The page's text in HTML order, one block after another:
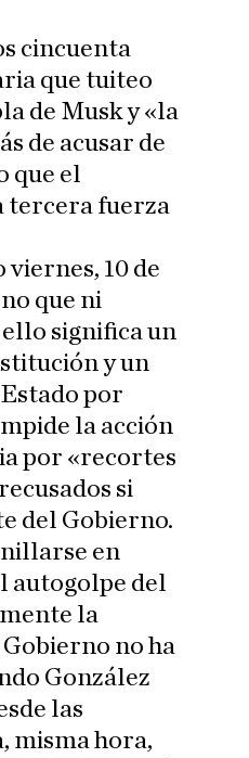
cincuenta
que tuiteo
de Musk y «la
de acusar de
que el
tercera fuerza
10 de
que ni
significa un
y un
por
la acción
por «recortes
si
del Gobierno.
en
autogolpe del
la
no ha
González
las
misma hora,